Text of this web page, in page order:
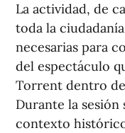
La actividad, de
toda la
necesarias para
del espectáculo
Torrent dentro
Durante la sesión
contexto